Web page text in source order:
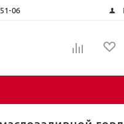
06